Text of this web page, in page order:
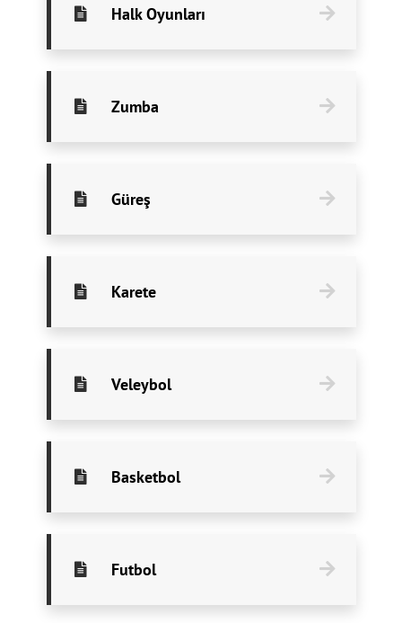
Halk Oyunları
Zumba
Güreş
Karete
Veleybol
Basketbol
Futbol